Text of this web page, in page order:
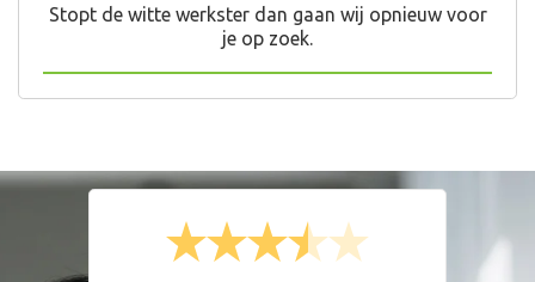
Stopt de witte werkster dan gaan wij opnieuw voor
je op zoek.